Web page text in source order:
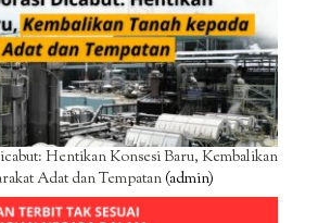
Hentikan Konsesi Baru, Kembalikan
Adat dan Tempatan(admin)